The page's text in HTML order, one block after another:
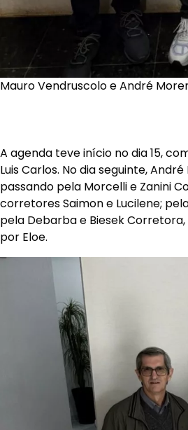
Mauro Vendruscolo e André
A agenda teve início no dia 15,
Luis Carlos. No dia seguinte,
passando pela Morcelli e Zanini
corretores Saimon e Lucilene;
pela Debarba e Biesek
por Eloe.